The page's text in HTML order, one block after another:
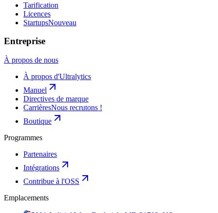
Tarification
Licences
StartupsNouveau
Entreprise
À propos de nous
À propos d'Ultralytics
Manuel
Directives de marque
CarrièresNous recrutons !
Boutique
Programmes
Partenaires
Intégrations
Contribue à l'OSS
Emplacements